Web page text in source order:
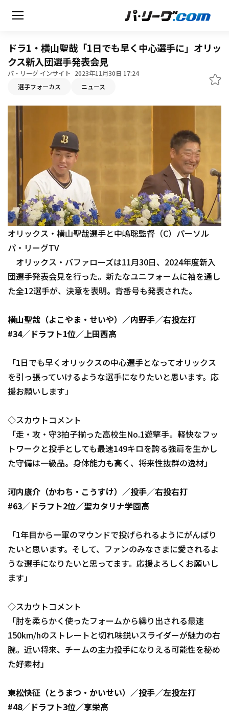
HOME
動画
日程・結果
順位表･成績
1軍公式戦
ファーム東地区
ファーム中地区
ファーム西地区
交流戦
選手名鑑
選手名鑑トップ
北海道日本ハムファイターズ
東北楽天ゴールデンイーグルス
千葉ロッテマリーンズ
福岡ソフトバンクホークス
ニュース
設定
運営会社（別ウィンドウで開く） よくある質問
特定商取引法の表示 アルバイト募集（
ドラ1・横山聖哉「1日でも早く中心選手に」オリッ
クス新入団選手発表会見
パ・リーグ インサイト 2023年11月30日 17:24
選手フォーカス ニュース
オリックス・横山聖哉選手と中嶋聡監督（C）パーソル
パ・リーグTV
オリックス・バファローズは11月30日、2024年度新入
団選手発表会見を行った。新たなユニフォームに袖を通し
た全12選手が、決意を表明。背番号も発表された。
横山聖哉（よこやま・せいや）／内野手／右投左打
#34／ドラフト1位／上田西高
「1日でも早くオリックスの中心選手となってオリックス
を引っ張っていけるような選手になりたいと思います。応
援お願いします」
◇スカウトコメント
「走・攻・守3拍子揃った高校生No.1遊撃手。軽快なフッ
トワークと投手としても最速149キロを誇る強肩を生かし
た守備は一級品。身体能力も高く、将来性抜群の逸材」
河内康介（かわち・こうすけ）／投手／右投右打
#63／ドラフト2位／聖カタリナ学園高
「1年目から一軍のマウンドで投げられるようにがんばり
たいと思います。そして、ファンのみなさまに愛されるよ
うな選手になりたいと思ってます。応援よろしくお願いし
ます」
◇スカウトコメント
「肘を柔らかく使ったフォームから繰り出される最速
150km/hのストレートと切れ味鋭いスライダーが魅力の右
腕。近い将来、チームの主力投手になりえる可能性を秘め
た好素材」
東松快征（とうまつ・かいせい）／投手／左投左打
#48／ドラフト3位／享栄高